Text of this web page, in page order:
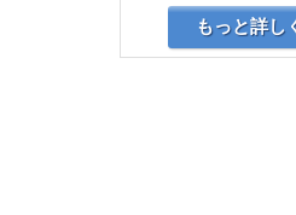
もっと詳し